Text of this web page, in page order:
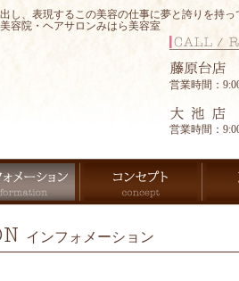
し、表現するこの美容の仕事に夢と誇りを持
容院・ヘアサロンみはら美容室
営業時間：
営業時間：
インフォメーション